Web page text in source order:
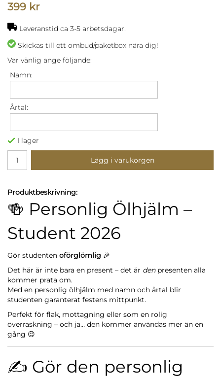
399 kr
Leveranstid ca 3-5 arbetsdagar.
Skickas till ett ombud/paketbox nära dig!
Var vänlig ange följande:
Namn:
Årtal:
I lager
Lägg i varukorgen
Produktbeskrivning:
🍻 Personlig Ölhjälm –
Student 2026
Gör studenten oförglömlig 🎉
Det här är inte bara en present – det är denpresenten alla
kommer prata om.
Med en personlig ölhjälm med namn och årtal blir
studenten garanterat festens mittpunkt.
Perfekt för flak, mottagning eller som en rolig
överraskning – och ja… den kommer användas mer än en
gång 😉
✍️ Gör den personlig